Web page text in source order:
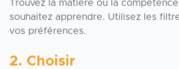
Trouvez la matière ou la
souhaitez apprendre. Utilisez les
vos préférences.
2. Choisir